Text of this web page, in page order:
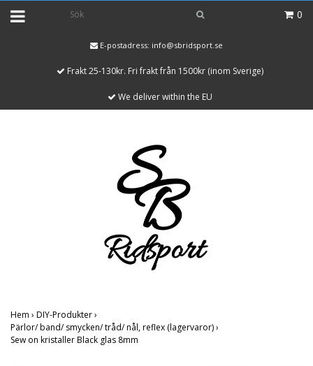
0
E-postadress: info@sbridsport.se
Frakt 25-130kr. Fri frakt från 1500kr (inom Sverige)
We deliver within the EU
Hem › DIY-Produkter›
Pärlor/ band/ smycken/ tråd/ nål, reflex (lagervaror)›
Sew on kristaller Black glas 8mm